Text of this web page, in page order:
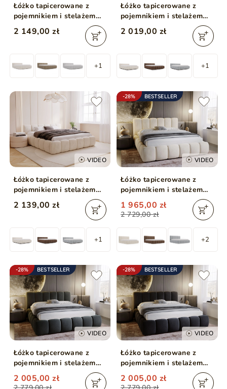
Łóżko tapicerowane z
pojemnikiem i stelażem
180x200 Cloud Low
brązowe
2 149,00 zł
+1
Łóżko tapicerowane z
pojemnikiem i stelażem
160x200 Cloud Low
beżowe
2 019,00 zł
+1
VIDEO
Łóżko tapicerowane z
pojemnikiem i stelażem
200x200 Cloud Low
beżowe
2 139,00 zł
+1
-28% BESTSELLER
VIDEO
Łóżko tapicerowane z
pojemnikiem i stelażem
120x200 Cloud Beżowy
2 729,00 zł
1 965,00 zł
+2
-28% BESTSELLER
VIDEO
Łóżko tapicerowane z
pojemnikiem i stelażem
160x200 Cloud Ciemny
szary
2 005,00 zł
-28% BESTSELLER
VIDEO
Łóżko tapicerowane z
pojemnikiem i stelażem
160x200 Cloud
Antracytowe
2 005,00 zł